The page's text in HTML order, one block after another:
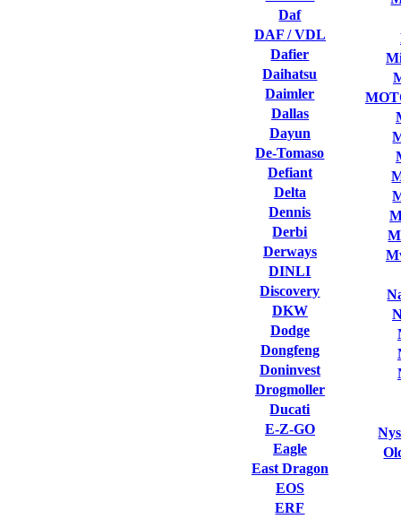
Daf
DAF / VDL
Dafier
Daihatsu
Daimler
Dallas
Dayun
De-Tomaso
Defiant
Delta
Dennis
Derbi
Derways
DINLI
Discovery
DKW
Dodge
Dongfeng
Doninvest
Drogmoller
Ducati
E-Z-GO
Eagle
East Dragon
EOS
ERF